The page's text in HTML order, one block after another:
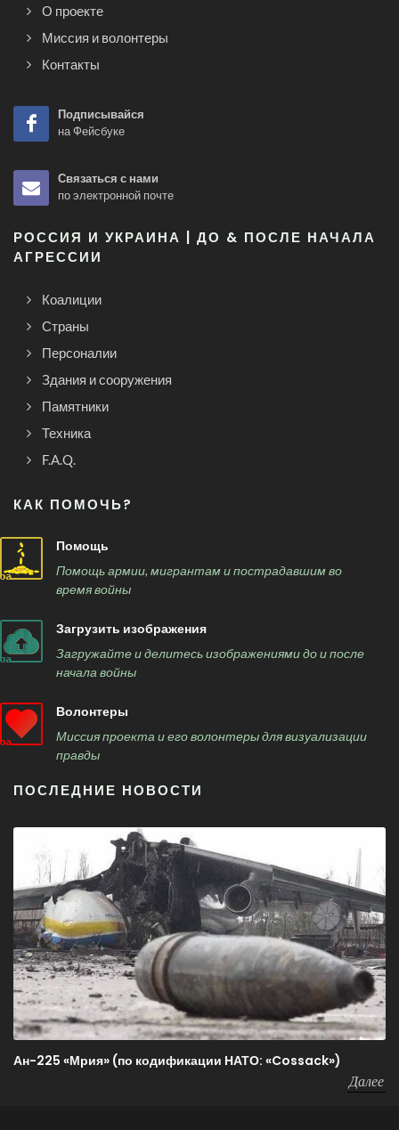
О проекте
Миссия и волонтеры
Контакты
Подписывайся
на Фейсбуке
Связаться с нами
по электронной почте
РОССИЯ И УКРАИНА | ДО & ПОСЛЕ НАЧАЛА
АГРЕССИИ
Коалиции
Страны
Персоналии
Здания и сооружения
Памятники
Техника
F.A.Q.
КАК ПОМОЧЬ?
Помощь
Помощь армии, мигрантам и пострадавшим во
время войны
Загрузить изображения
Загружайте и делитесь изображениями до и после
начала войны
Волонтеры
Миссия проекта и его волонтеры для визуализации
правды
ПОСЛЕДНИЕ НОВОСТИ
Ан-225 «Мрия» (по кодификации НАТО: «Cossack»)
Далее